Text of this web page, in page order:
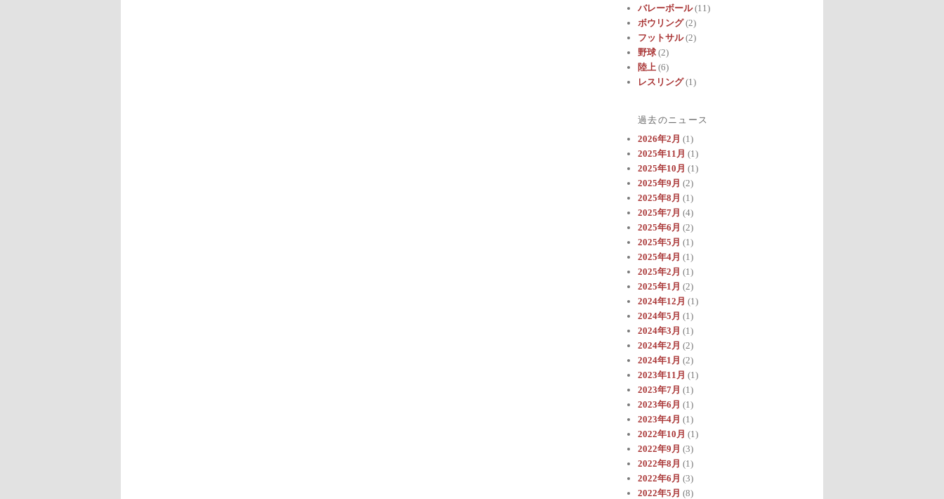
バレーボール(11)
ボウリング(2)
フットサル(2)
野球 (2)
陸上 (6)
レスリング(1)
過去のニュース
2026年2月 (1)
2025年11月 (1)
2025年10月 (1)
2025年9月 (2)
2025年8月 (1)
2025年7月 (4)
2025年6月 (2)
2025年5月 (1)
2025年4月 (1)
2025年2月 (1)
2025年1月 (2)
2024年12月 (1)
2024年5月 (1)
2024年3月 (1)
2024年2月 (2)
2024年1月 (2)
2023年11月 (1)
2023年7月 (1)
2023年6月 (1)
2023年4月 (1)
2022年10月 (1)
2022年9月 (3)
2022年8月 (1)
2022年6月 (3)
2022年5月 (8)